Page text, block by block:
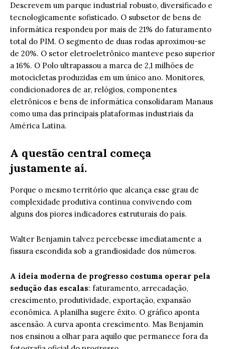
Descrevem um parque industrial robusto, diversificado e
tecnologicamente sofisticado. O subsetor de bens de
informática respondeu por mais de 21% do faturamento
total do PIM. O segmento de duas rodas aproximou-se
de 20%. O setor eletroeletrônico manteve peso superior
a 16%. O Polo ultrapassou a marca de 2,1 milhões de
motocicletas produzidas em um único ano. Monitores,
condicionadores de ar, relógios, componentes
eletrônicos e bens de informática consolidaram Manaus
como uma das principais plataformas industriais da
América Latina.
A questão central começa
justamente aí.
Porque o mesmo território que alcança esse grau de
complexidade produtiva continua convivendo com
alguns dos piores indicadores estruturais do país.
Walter Benjamin talvez percebesse imediatamente a
fissura escondida sob a grandiosidade dos números.
A ideia moderna de progresso costuma operar pela
sedução das escalas: faturamento, arrecadação,
crescimento, produtividade, exportação, expansão
econômica. A planilha sugere êxito. O gráfico aponta
ascensão. A curva aponta crescimento. Mas Benjamin
nos ensinou a olhar para aquilo que permanece fora da